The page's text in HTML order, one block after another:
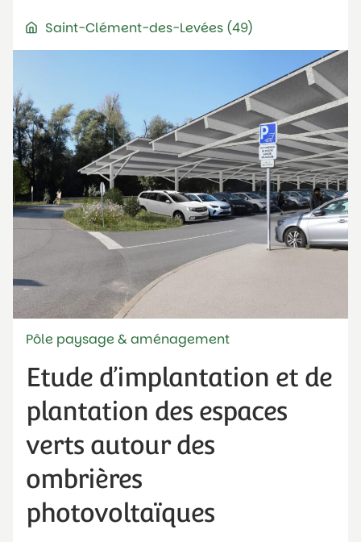
Saint-Clément-des-Levées (49)
Pôle paysage & aménagement
Etude d’implantation et de
plantation des espaces
verts autour des
ombrières
photovoltaïques